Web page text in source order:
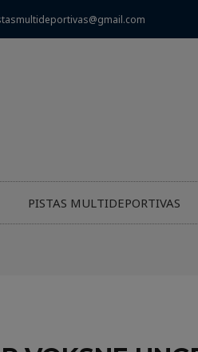
PISTAS MULTIDEPORTIVAS